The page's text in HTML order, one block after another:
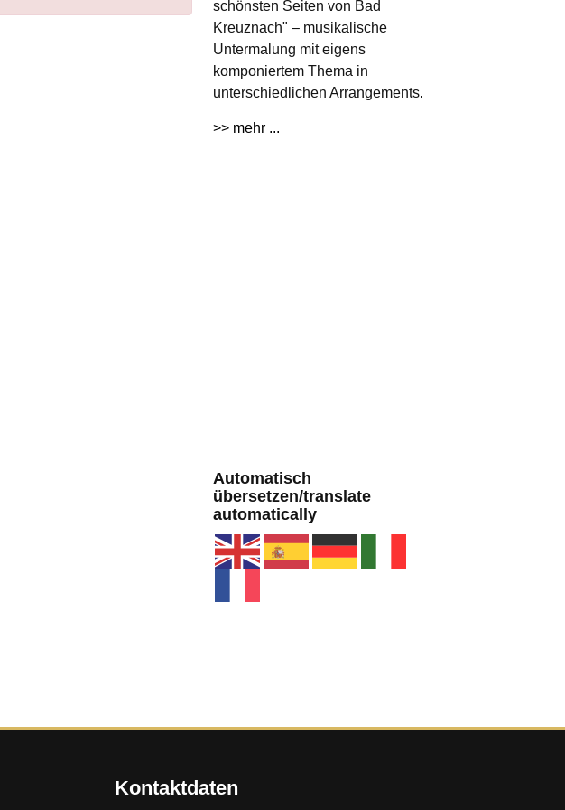
schönsten Seiten von Bad
Kreuznach" – musikalische
Untermalung mit eigens
komponiertem Thema in
unterschiedlichen Arrangements.
>> mehr ...
Automatisch
übersetzen/translate
automatically
Kontaktdaten